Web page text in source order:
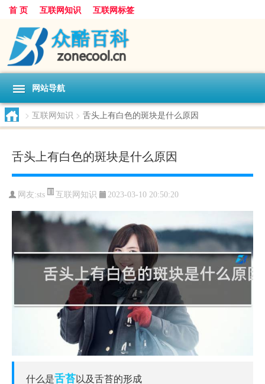
首 页 互联网知识 互联网标签
网站导航
> 互联网知识 > 舌头上有白色的斑块是什么原因
舌头上有白色的斑块是什么原因
网友:sts 互联网知识 2023-03-10 20:50:20
什么是舌苔以及舌苔的形成